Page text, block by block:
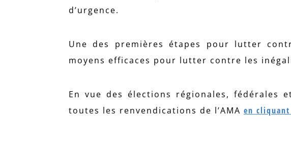
d’urgence.
Une des premières étapes pour lutter
moyens efficaces pour lutter contre les
En vue des élections régionales, fédérales
toutes les renvendications de l’AMA en